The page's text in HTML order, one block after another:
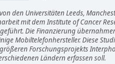
den Universitäten Leeds,
mit dem Institute of Cancer
Die Finanzierung
Mobiltelefonhersteller. Diese
Forschungsprojekts
Ländern erfassen soll.